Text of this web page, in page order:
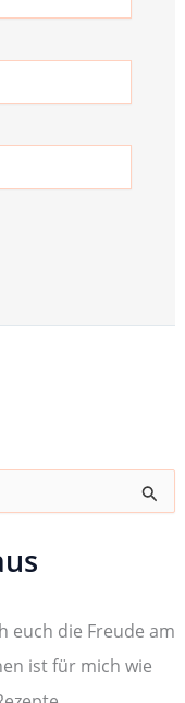
euch die Freude am
ist für mich wie